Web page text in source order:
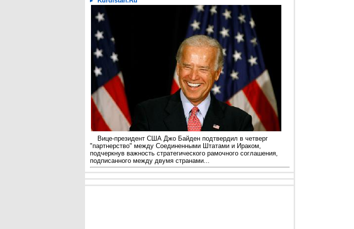
Вице-президент США Джо Байден подтвердил в четверг
"партнерство" между Соединенными Штатами и Ираком,
подчеркнув важность стратегического рамочного соглашения,
подписанного между двумя странами...